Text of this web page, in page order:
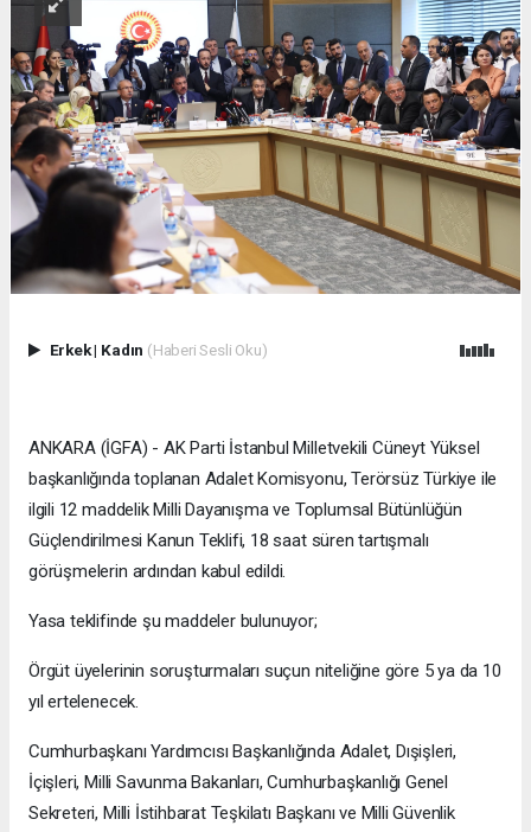
Erkek| Kadın (Haberi Sesli Oku)
ANKARA (İGFA) - AK Parti İstanbul Milletvekili Cüneyt Yüksel
başkanlığında toplanan Adalet Komisyonu, Terörsüz Türkiye ile
ilgili 12 maddelik Milli Dayanışma ve Toplumsal Bütünlüğün
Güçlendirilmesi Kanun Teklifi, 18 saat süren tartışmalı
görüşmelerin ardından kabul edildi.
Yasa teklifinde şu maddeler bulunuyor;
Örgüt üyelerinin soruşturmaları suçun niteliğine göre 5 ya da 10
yıl ertelenecek.
Cumhurbaşkanı Yardımcısı Başkanlığında Adalet, Dışişleri,
İçişleri, Milli Savunma Bakanları, Cumhurbaşkanlığı Genel
Sekreteri, Milli İstihbarat Teşkilatı Başkanı ve Milli Güvenlik